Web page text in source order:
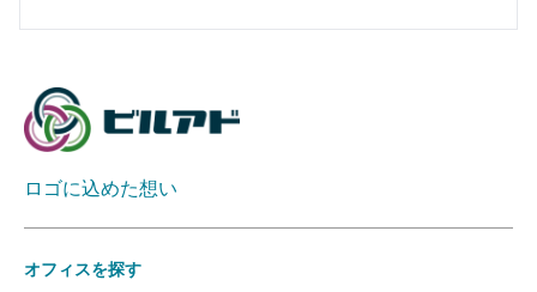
ロゴに込めた想い
オフィスを探す